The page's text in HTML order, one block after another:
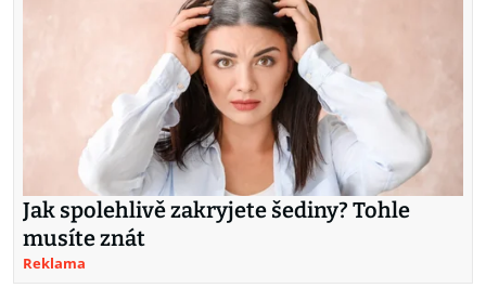
Jak spolehlivě zakryjete šediny? Tohle
musíte znát
Reklama